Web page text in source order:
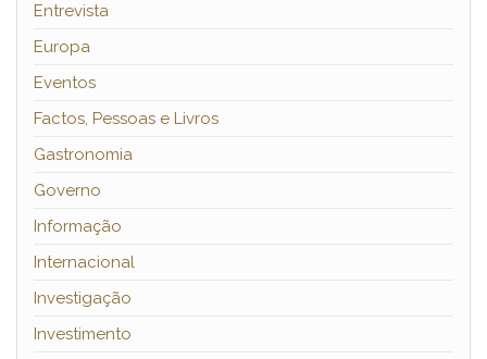
Entrevista
Europa
Eventos
Factos, Pessoas e Livros
Gastronomia
Governo
Informação
Internacional
Investigação
Investimento